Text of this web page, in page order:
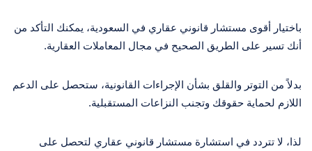
باختيار أقوى مستشار قانوني عقاري في السعودية، يمكنك التأكد من
أنك تسير على الطريق الصحيح في مجال المعاملات العقارية.
بدلاً من التوتر والقلق بشأن الإجراءات القانونية، ستحصل على الدعم
اللازم لحماية حقوقك وتجنب النزاعات المستقبلية.
لذا، لا تتردد في استشارة مستشار قانوني عقاري لتحصل على